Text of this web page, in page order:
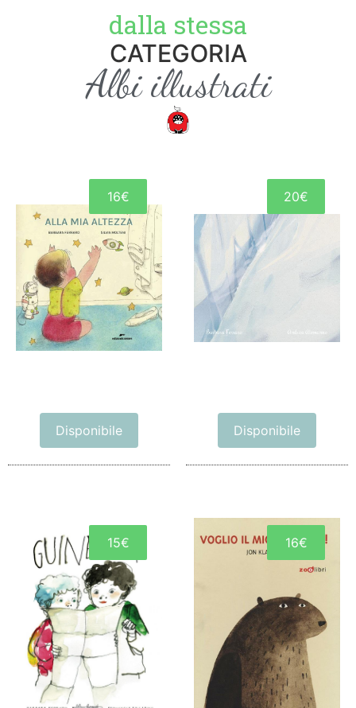
dalla stessa
CATEGORIA
Albi illustrati
Disponibile
16€
Disponibile
20€
15€ 16€